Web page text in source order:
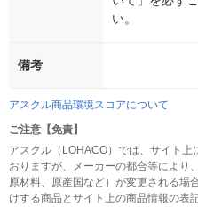
い。
備考
アスクル商品環境スコアについて
ご注意【免責】
アスクル（LOHACO）では、サイト
おりますが、メーカーの都合等により
原材料、原産国など）が変更される場
けする商品とサイト上の商品情報の表